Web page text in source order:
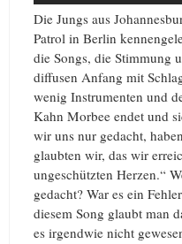
Die Jungs aus
Patrol in Berlin
die Songs, die Stimmung
diffusen Anfang mit
wenig Instrumenten und
Kahn Morbee endet und
wir uns nur gedacht,
glaubten wir, das wir
ungeschützten Herzen.“
gedacht? War es ein
diesem Song glaubt man
es irgendwie nicht